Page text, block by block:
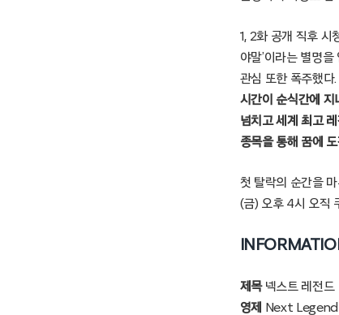
1, 2화 공개 직후 시
야말’이라는 별명
관심 또한 폭주했다
시간이 순식간에 지
넘치고 세계 최고
종목을 통해 꿈에
첫 탈락의 순간을
(금) 오후 4시 오직
제목넥스트 레전드
영제
Next Legend